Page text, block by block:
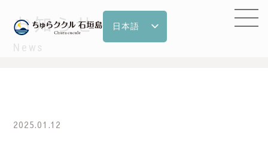
日本語
English
お知らせ
News
2025.01.12